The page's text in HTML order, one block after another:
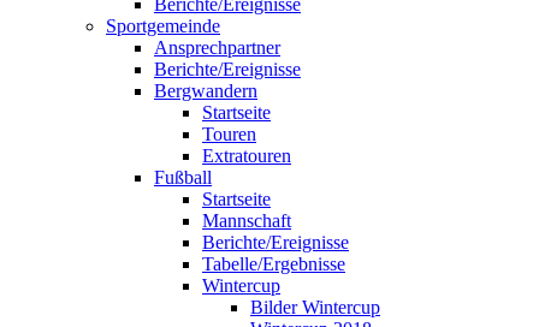
Sportgemeinde
Ansprechpartner
Berichte/Ereignisse
Bergwandern
Startseite
Touren
Extratouren
Fußball
Startseite
Mannschaft
Berichte/Ereignisse
Tabelle/Ergebnisse
Wintercup
Bilder Wintercup